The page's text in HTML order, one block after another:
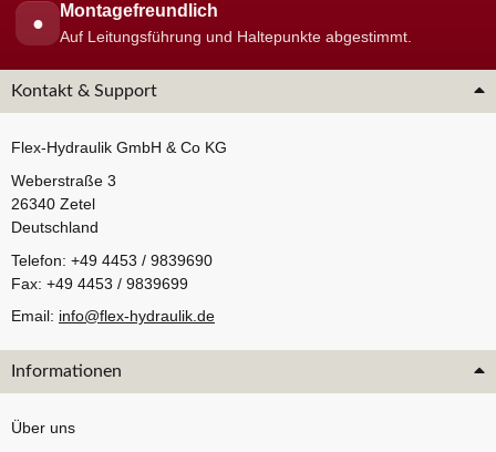
●
Montagefreundlich
Auf Leitungsführung und Haltepunkte abgestimmt.
Kontakt & Support
Flex-Hydraulik GmbH & Co KG
Weberstraße 3
26340 Zetel
Deutschland
Telefon: +49 4453 / 9839690
Fax: +49 4453 / 9839699
Email: info@flex-hydraulik.de
Informationen
Über uns